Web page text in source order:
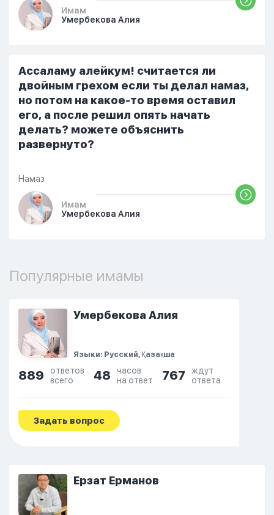
Он ответил: «Я живу с больными». Мне
стало очень обидно, и я решила
проснулся и спросил, что случилось. И
я рассказала о своих проблемах. Затем
я сказала ему:...
Имам
Умербекова Алия
Ассаламу алейкум! считается ли
двойным грехом если ты делал намаз,
но потом на какое-то время оставил
его, а после решил опять начать
делать? можете объяснить
развернуто?
Намаз
Имам
Умербекова Алия
Популярные имамы
Умербекова Алия
Языки: Русский, Қазақша
889
ответов
всего
48
часов
на ответ
767
ждут
ответа
Задать вопрос
Ерзат Ерманов